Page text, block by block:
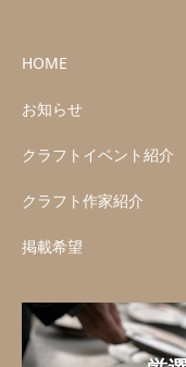
HOME
お知らせ
クラフトイベント紹介
クラフト作家紹介
掲載希望